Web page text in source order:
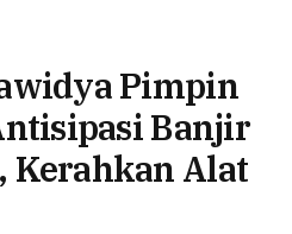
Pimpin
Banjir
Kerahkan Alat